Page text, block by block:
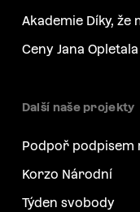
Akademie Díky, že
Ceny Jana Opletala
Další naše projekty
Podpoř podpisem
Korzo Národní
Týden svobody